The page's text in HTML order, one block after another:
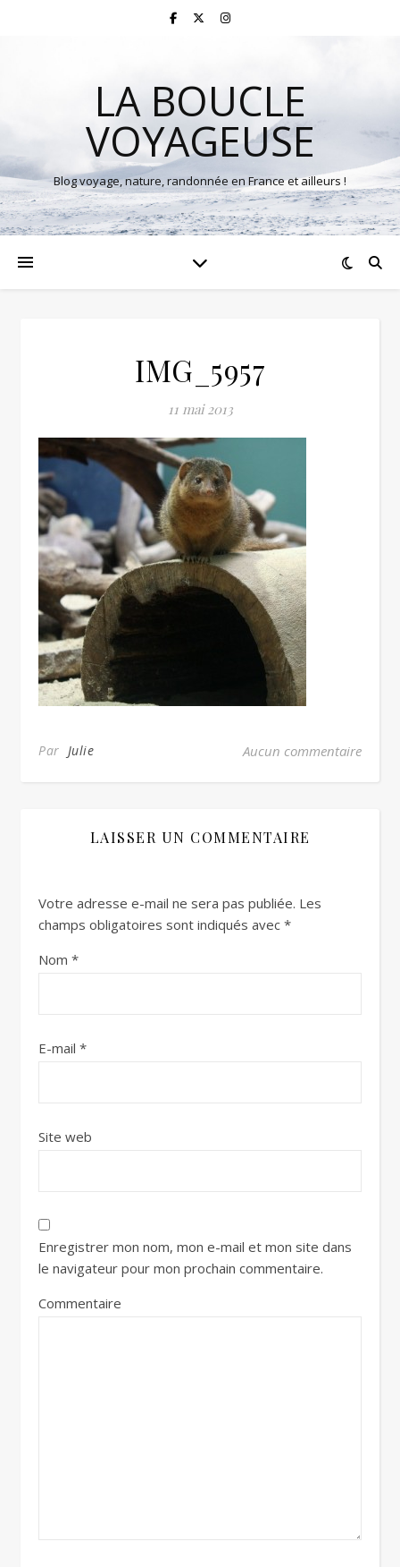
LA BOUCLE
VOYAGEUSE
Blog voyage, nature, randonnée en France et ailleurs !
IMG_5957
11 mai 2013
Par Julie Aucun commentaire
LAISSER UN COMMENTAIRE
Votre adresse e-mail ne sera pas publiée. Les
champs obligatoires sont indiqués avec *
Nom *
E-mail *
Site web
Enregistrer mon nom, mon e-mail et mon site dans
le navigateur pour mon prochain commentaire.
Commentaire